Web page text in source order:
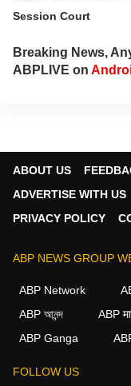
Session Court
Breaking News,
ABPLIVE on
ABOUT US
ADVERTISE WITH US
PRIVACY POLICY
ABP NEWS GROUP
ABP Network
ABP আনন্দ
ABP
ABP Ganga
FOLLOW US